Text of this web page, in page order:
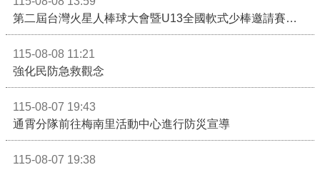
第二屆台灣火星人棒球大會暨U13全國軟式少棒邀請賽在苗栗舉辦
115-08-08 11:21
強化民防急救觀念
115-08-07 19:43
通霄分隊前往梅南里活動中心進行防災宣導
115-08-07 19:38